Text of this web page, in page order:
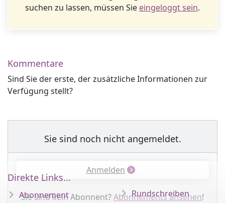
suchen zu lassen, müssen Sie eingeloggt sein.
Kommentare
Sind Sie der erste, der zusätzliche Informationen zur
Verfügung stellt?
Sie sind noch nicht angemeldet.
Anmelden
Sie sind kein Abonnent?Abonnements ansehen!
Direkte Links...
Abonnement
Rundschreiben